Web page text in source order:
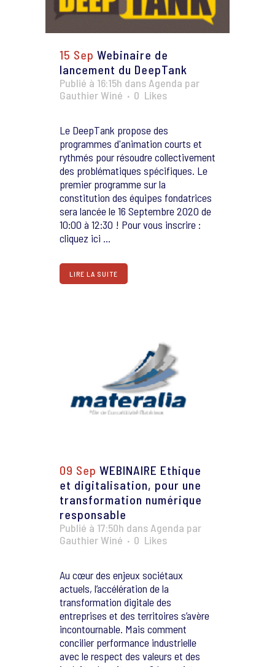
15 Sep Webinaire de
lancement du DeepTank
Publié à 16:15h dans Agenda par
Gauthier Winé
0 Likes
Le DeepTank propose des
programmes d'animation courts et
rythmés pour résoudre collectivement
des problématiques spécifiques. Le
premier programme sur la
constitution des équipes fondatrices
sera lancée le 16 Septembre 2020 de
10:00 à 12:30 ! Pour vous inscrire :
cliquez ici ...
LIRE LA SUITE
09 Sep WEBINAIRE Ethique
et digitalisation, pour une
transformation numérique
responsable
Publié à 17:50h dans Agenda par
Gauthier Winé
0 Likes
Au cœur des enjeux sociétaux
actuels, l’accélération de la
transformation digitale des
entreprises et des territoires s’avère
incontournable. Mais comment
concilier performance industrielle
avec le respect des valeurs et des